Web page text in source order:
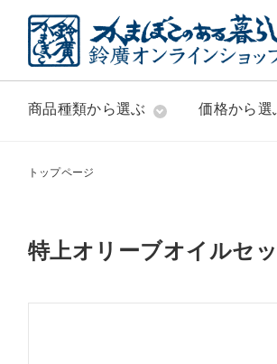
商品種類から選ぶ 価格から選
トップページ
特上オリーブオイルセ